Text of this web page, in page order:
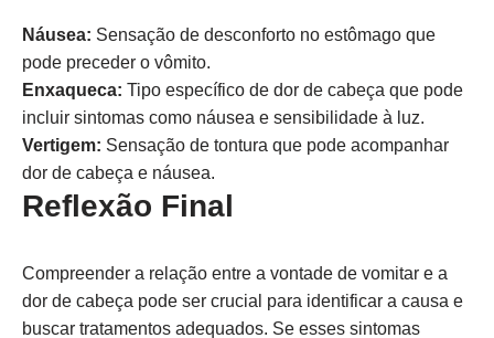
Náusea: Sensação de desconforto no estômago que
pode preceder o vômito.
Enxaqueca: Tipo específico de dor de cabeça que pode
incluir sintomas como náusea e sensibilidade à luz.
Vertigem: Sensação de tontura que pode acompanhar
dor de cabeça e náusea.
Reflexão Final
Compreender a relação entre a vontade de vomitar e a
dor de cabeça pode ser crucial para identificar a causa e
buscar tratamentos adequados. Se esses sintomas